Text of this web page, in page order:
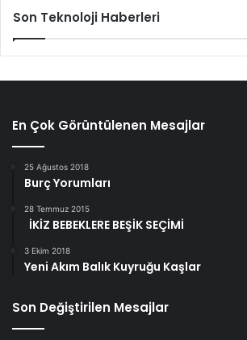
Son Teknoloji Haberleri
En Çok Görüntülenen Mesajlar
25 Ağustos 2018
Burç Yorumları
28 Temmuz 2015
İKİZ BEBEKLERE BEŞİK SEÇİMİ
3 Ekim 2018
Yeni Akım Balık Kuyruğu Kaşlar
Son Değiştirilen Mesajlar